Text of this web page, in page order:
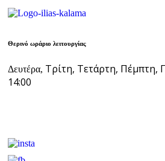
Θερινό ωράριο λειτουργίας
Δευτέρα, Τρίτη, Τετάρτη, Πέμπτη,
14:00